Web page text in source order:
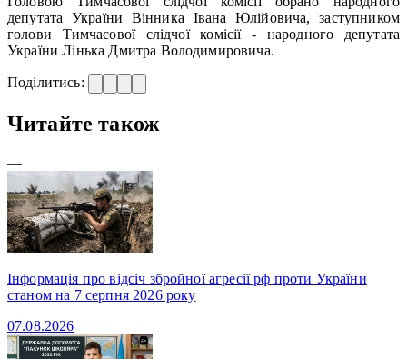
депутата України Вінника Івана Юлійовича, заступником
голови Тимчасової слідчої комісії - народного депутата
України Лінька Дмитра Володимировича.
Поділитись:
Читайте також
—
Інформація про відсіч збройної агресії рф проти України
станом на 7 серпня 2026 року
07.08.2026